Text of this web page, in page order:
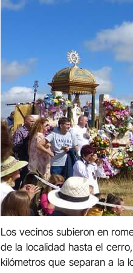
Los vecinos subieron en
de la localidad hasta el
kilómetros que separan a la